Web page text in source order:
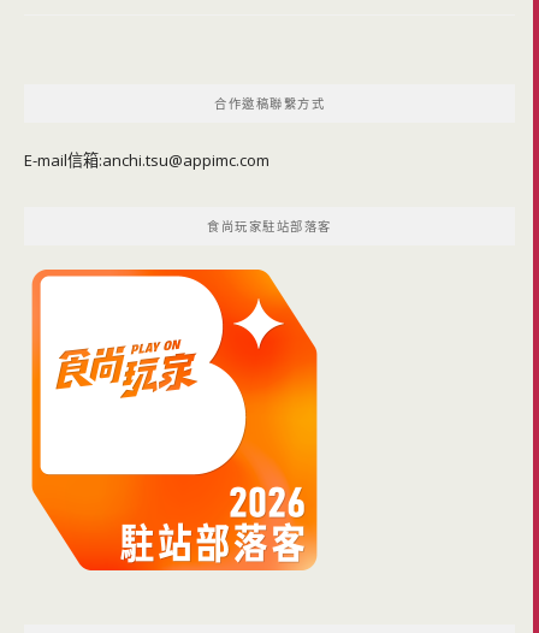
合作邀稿聯繫方式
E-mail信箱:anchi.tsu@appimc.com
食尚玩家駐站部落客